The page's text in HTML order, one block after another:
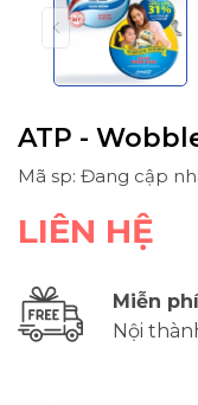
ATP -
Mã sp: Đang cập
LIÊN HỆ
Miễn
Nội